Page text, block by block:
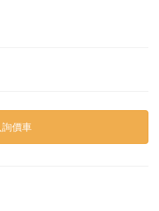
詢價車